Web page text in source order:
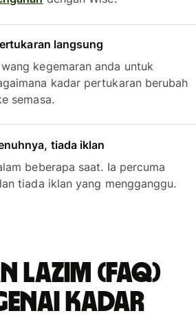
langsung
kegemaran anda untuk
kadar pertukaran berubah
semasa.
tiada iklan
beberapa saat. Ia percuma
tiada iklan yang mengganggu.
Lazim (FAQ)
kadar